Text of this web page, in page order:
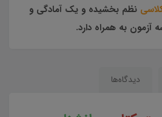
نظم بخشیده و یک آمادگی و
آزمون به همراه دارد.
دیدگاه‌ها